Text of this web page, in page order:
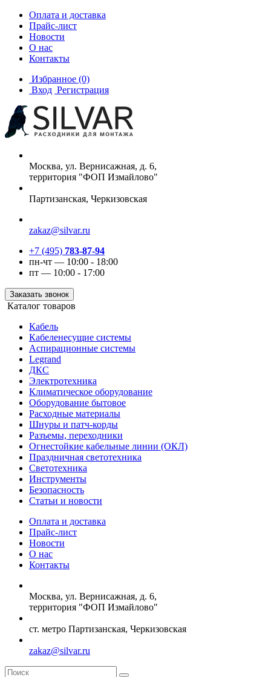
Оплата и доставка
Прайс-лист
Новости
О нас
Контакты
Избранное (0)
Вход Регистрация
Москва, ул. Вернисажная, д. 6,
территория "ФОП Измайлово"
Партизанская, Черкизовская
zakaz@silvar.ru
+7 (495) 783-87-94
пн-чт — 10:00 - 18:00
пт — 10:00 - 17:00
Заказать звонок
Каталог товаров
Кабель
Кабеленесущие системы
Аспирационные системы
Legrand
ДКС
Электротехника
Климатическое оборудование
Оборудование бытовое
Расходные материалы
Шнуры и патч-корды
Разъемы, переходники
Огнестойкие кабельные линии (ОКЛ)
Праздничная светотехника
Светотехника
Инструменты
Безопасность
Статьи и новости
Оплата и доставка
Прайс-лист
Новости
О нас
Контакты
Москва, ул. Вернисажная, д. 6,
территория "ФОП Измайлово"
ст. метро Партизанская, Черкизовская
zakaz@silvar.ru